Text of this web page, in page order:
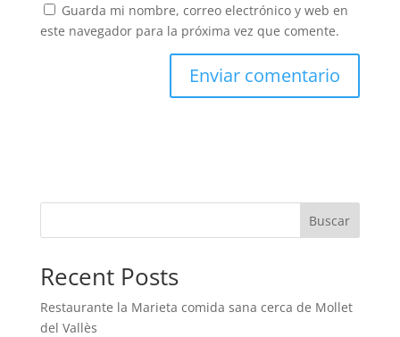
Guarda mi nombre, correo electrónico y web en
este navegador para la próxima vez que comente.
Buscar
Recent Posts
Restaurante la Marieta comida sana cerca de Mollet
del Vallès